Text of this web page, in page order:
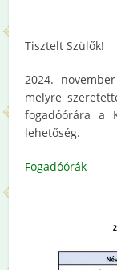
Tisztelt Szülők!
2024.
melyre
fogadóórára a
lehetőség.
Fogadóórák